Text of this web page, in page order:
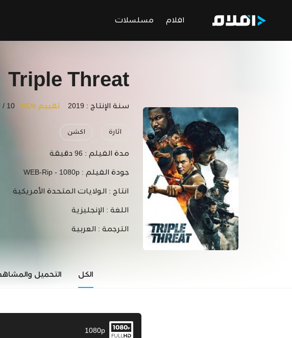
افلام مسلسلات
Triple Threat
سنة الإنتاج : 2019 تقييم IMDb 10 /
اثارة اكشن
مدة الفيلم : 96 دقيقة
جودة الفيلم : WEB-Rip - 1080p
انتاج : الولايات المتحدة الأمريكية
اللغة : الإنجليزية
الترجمة : العربية
الكل التحميل
1080p